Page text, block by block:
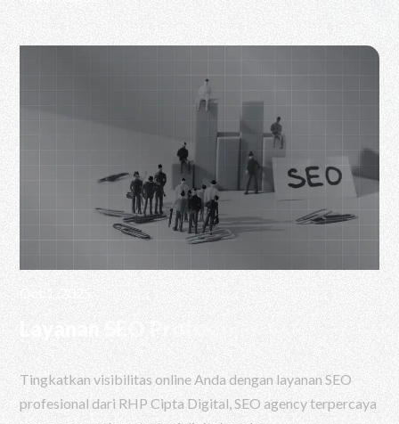
Tingkatkan visibilitas online Anda dengan layanan SEO
profesional dari RHP Cipta Digital, SEO agency terpercaya